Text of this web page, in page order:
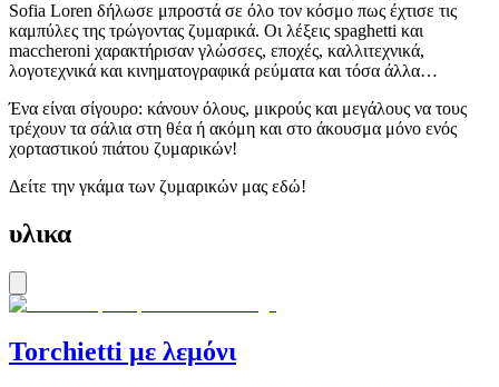
Sofia Loren δήλωσε μπροστά σε όλο τον κόσμο πως έχτισε τις
καμπύλες της τρώγοντας ζυμαρικά. Οι λέξεις spaghetti και
maccheroni χαρακτήρισαν γλώσσες, εποχές, καλλιτεχνικά,
λογοτεχνικά και κινηματογραφικά ρεύματα και τόσα άλλα…
Ένα είναι σίγουρο: κάνουν όλους, μικρούς και μεγάλους να τους
τρέχουν τα σάλια στη θέα ή ακόμη και στο άκουσμα μόνο ενός
χορταστικού πιάτου ζυμαρικών!
Δείτε την γκάμα των ζυμαρικών μας εδώ!
υλικα
Torchietti με λεμόνι